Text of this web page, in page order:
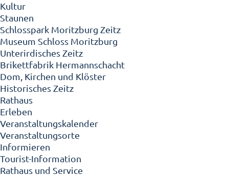
Kultur
Staunen
Schlosspark Moritzburg Zeitz
Museum Schloss Moritzburg
Unterirdisches Zeitz
Brikettfabrik Hermannschacht
Dom, Kirchen und Klöster
Historisches Zeitz
Rathaus
Erleben
Veranstaltungskalender
Veranstaltungsorte
Informieren
Tourist-Information
Rathaus und Service